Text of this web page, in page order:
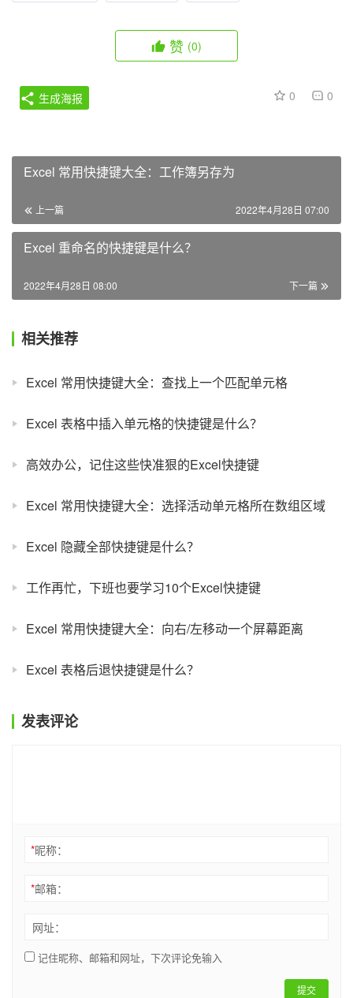
赞 (0)
0 0
生成海报
Excel 常用快捷键大全：工作簿另存为
上一篇 2022年4月28日 07:00
Excel 重命名的快捷键是什么？
下一篇
2022年4月28日 08:00
相关推荐
Excel 常用快捷键大全：查找上一个匹配单元格
Excel 表格中插入单元格的快捷键是什么？
高效办公，记住这些快准狠的Excel快捷键
Excel 常用快捷键大全：选择活动单元格所在数组区域
Excel 隐藏全部快捷键是什么？
工作再忙，下班也要学习10个Excel快捷键
Excel 常用快捷键大全：向右/左移动一个屏幕距离
Excel 表格后退快捷键是什么？
发表评论
*昵称：
*邮箱：
网址：
记住昵称、邮箱和网址，下次评论免输入
提交